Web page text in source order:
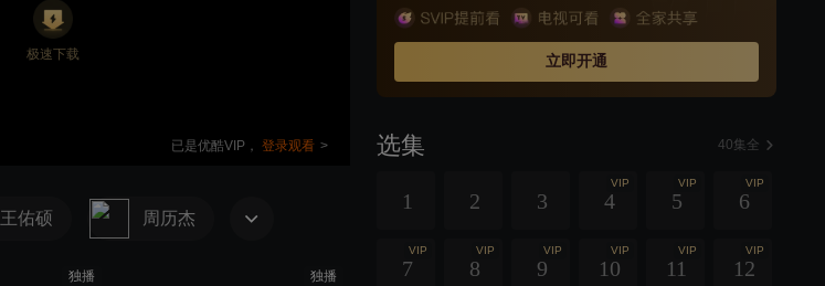
极速下载
已是优酷VIP， 登录观看 >
立即开通
选集 40集全
1 2 3
VIP
4
VIP
5
VIP
6
VIP
7
VIP
8
VIP
9
VIP
10
VIP
11
VIP
12
王佑硕 周历杰
独播 独播